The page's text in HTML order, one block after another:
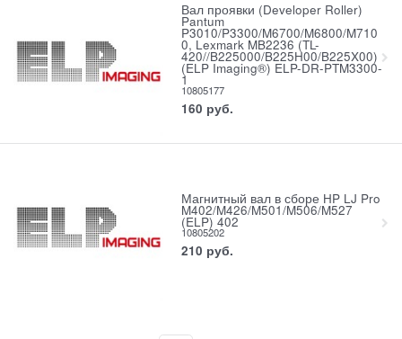
Вал проявки (Developer Roller)
Pantum
P3010/P3300/M6700/M6800/M710
0, Lexmark MB2236 (TL-
420//B225000/B225H00/B225X00)
(ELP Imaging®) ELP-DR-PTM3300-
1
10805177
160 руб.
Магнитный вал в сборе HP LJ Pro
M402/M426/M501/M506/M527
(ELP) 402
10805202
210 руб.